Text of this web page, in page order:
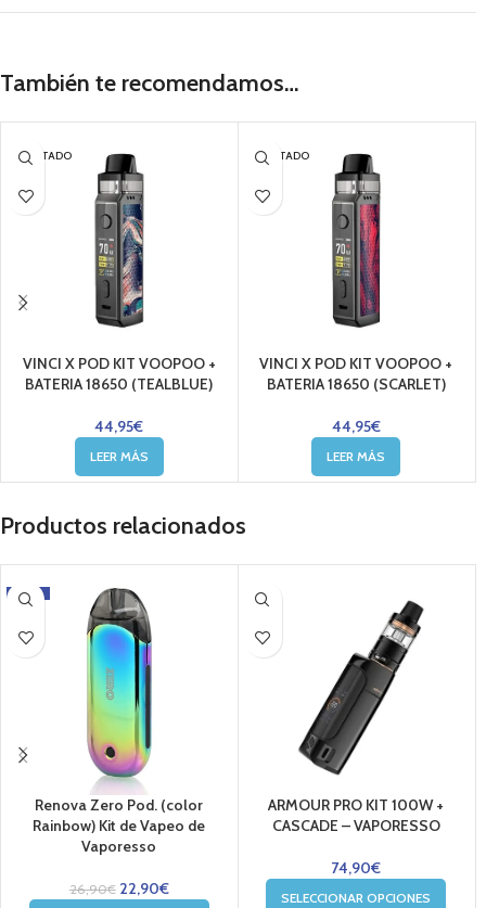
También te recomendamos…
AGOTADO
VINCI X POD KIT VOOPOO +
BATERIA 18650 (TEALBLUE)
44,95€
LEER MÁS
AGOTADO
VINCI X POD KIT VOOPOO +
BATERIA 18650 (SCARLET)
44,95€
LEER MÁS
Productos relacionados
-15%
Renova Zero Pod. (color
Rainbow) Kit de Vapeo de
Vaporesso
26,90€ 22,90€
ARMOUR PRO KIT 100W +
CASCADE – VAPORESSO
74,90€
SELECCIONAR OPCIONES